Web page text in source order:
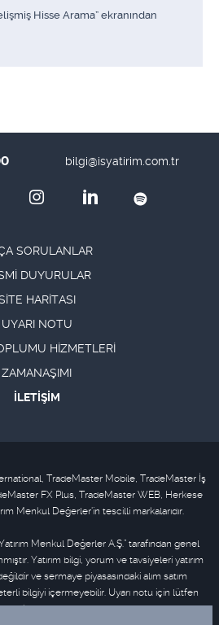
Hisse Arama” ekranından
bilgi@isyatirim.com.tr
SORULANLAR
DUYURULAR
HARİTASI
UYARI NOTU
HİZMETLERİ
ZAMANAŞIMI
İLETİŞİM
TradeMaster Mobile, TradeMaster İş
FX Plus, TradeMaster WEB, Herkese
Menkul Değerler'in tescilli markalarıdır.
Menkul Değerler A.Ş.” tarafından genel
Yatırım bilgi, yorum ve tavsiyeleri yatırım
ve sermaye piyasasındaki alım satım
bilgiyi içermeyebilir. Uyarı notu için lütfen
tıklayınız.